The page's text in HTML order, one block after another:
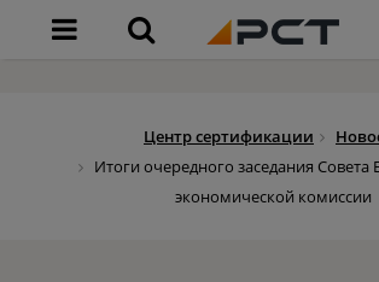
Центр сертификации
Итоги очередного заседания Совета
экономической комиссии